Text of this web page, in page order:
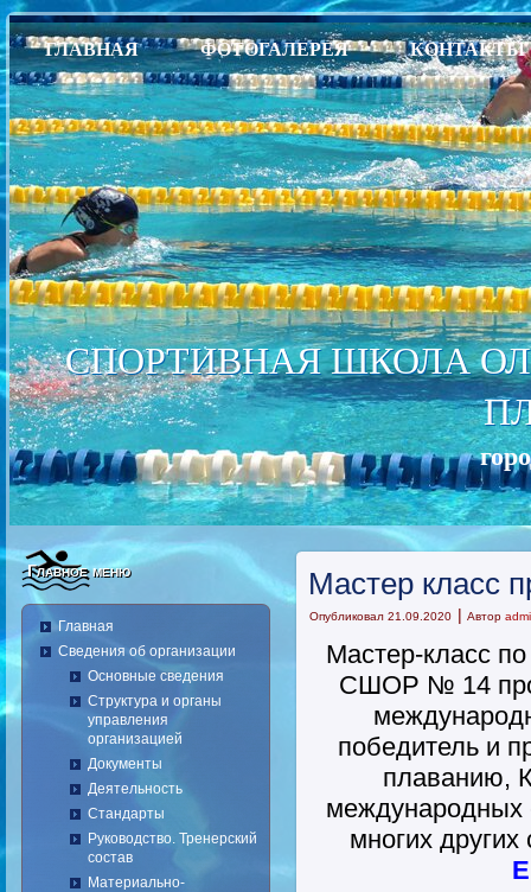
ГЛАВНАЯ ФОТОГАЛЕРЕЯ КОНТАКТЫ
СПОРТИВНАЯ ШКОЛА
Главное меню
Главная
Сведения об организации
Основные сведения
Структура и органы
управления
организацией
Документы
Деятельность
Стандарты
Руководство. Тренерский
состав
Материально-
Мастер класс
Опубликовал 21.09.2020 Автор
Мастер-класс
СШОР № 14
победитель и
плаванию,
международных
многих